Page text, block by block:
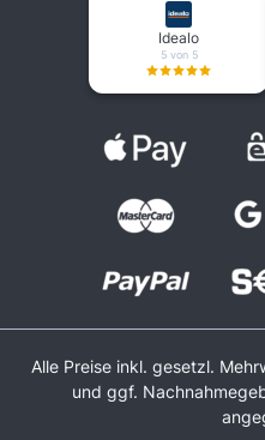
Idealo
5 von 5
Alle Preise inkl. gesetzl.
und ggf.